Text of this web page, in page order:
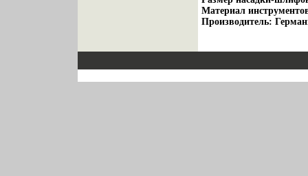
Материал
Производитель: